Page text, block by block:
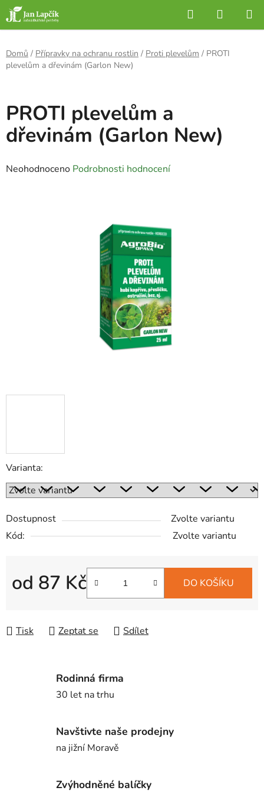
Přejít
na
obsah
Hledat
KOŠÍK
Domů / Přípravky na ochranu rostlin / Proti plevelům / PROTI
plevelům a dřevinám (Garlon New)
Varianta:
Dostupnost
Zvolte variantu
Kód:
Zvolte variantu
od 87 Kč DO KOŠÍKU
Tisk Zeptat se Sdílet
PROTI plevelům a
dřevinám (Garlon New)
Průměrné
Neohodnoceno Podrobnosti hodnocení
Rodinná firma
30 let na trhu
Navštivte naše prodejny
na jižní Moravě
Zvýhodněné balíčky